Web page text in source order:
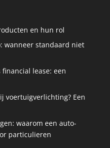
en hun rol
wanneer standaard niet
lease: een
voertuigverlichting? Een
waarom een auto-
particulieren